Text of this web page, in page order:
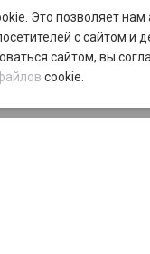
Это позволяет нам
с сайтом и
сайтом, вы
cookie.